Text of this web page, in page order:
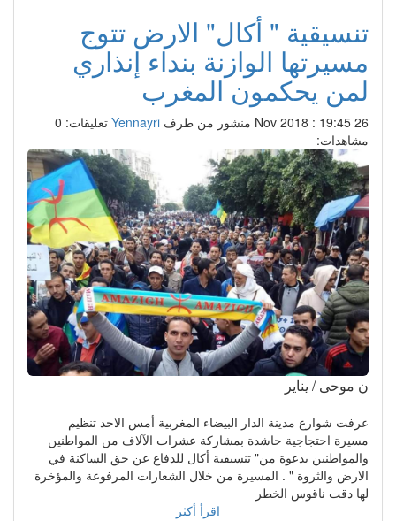
تنسيقية " أكال" الارض تتوج
مسيرتها الوازنة بنداء إنذاري
لمن يحكمون المغرب
26 Nov 2018 : 19:45 منشور من طرف Yennayri تعليقات: 0
مشاهدات:
ن موحى / يناير
عرفت شوارع مدينة الدار البيضاء المغربية أمس الاحد تنظيم
مسيرة احتجاجية حاشدة بمشاركة عشرات الآلاف من المواطنين
والمواطنين بدعوة من" تنسيقية أكال للدفاع عن حق الساكنة في
الارض والثروة " . المسيرة من خلال الشعارات المرفوعة والمؤخرة
لها دقت ناقوس الخطر
اقرأ أكثر